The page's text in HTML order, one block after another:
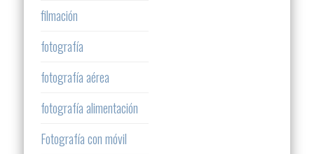
filmación
fotografía
fotografía aérea
fotografía alimentación
Fotografía con móvil